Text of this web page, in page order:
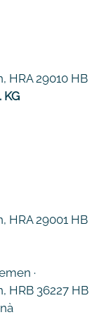
HRA 29010 HB
KG
HRA 29001 HB
∙
HRB 36227 HB